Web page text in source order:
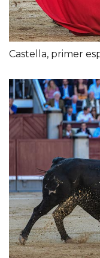
Castella, primer